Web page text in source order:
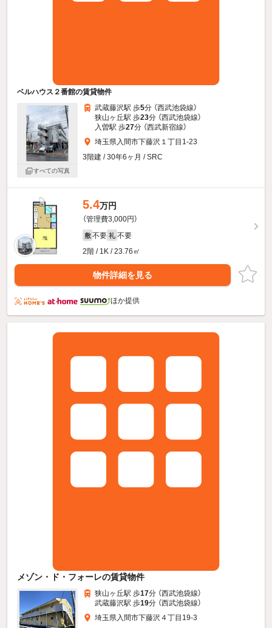
ベルハウス２番館の賃貸物件
すべての写真
武蔵藤沢駅 歩5分 （西武池袋線）
狭山ヶ丘駅 歩23分 （西武池袋線）
入曽駅 歩27分 （西武新宿線）
埼玉県入間市下藤沢１丁目1-23
3階建 / 30年6ヶ月 / SRC
5.4万円
（管理費3,000円）
敷 不要 礼 不要
2階 / 1K / 23.76㎡
物件詳細を見る
ほか提供
メゾン・ド・フォーレの賃貸物件
狭山ヶ丘駅 歩17分 （西武池袋線）
武蔵藤沢駅 歩19分 （西武池袋線）
埼玉県入間市下藤沢４丁目19-3